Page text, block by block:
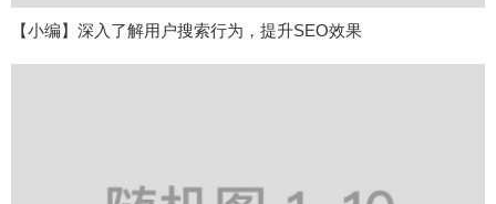
【小编】深入了解用户搜索行为，提升SEO效果